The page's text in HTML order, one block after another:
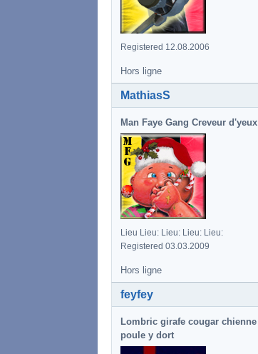
Registered 12.08.2006
Hors ligne
MathiasS
Man Faye Gang Creveur d'yeux
Lieu Lieu: Lieu: Lieu: Lieu:
Registered 03.03.2009
Hors ligne
feyfey
Lombric girafe cougar chienne
poule y dort